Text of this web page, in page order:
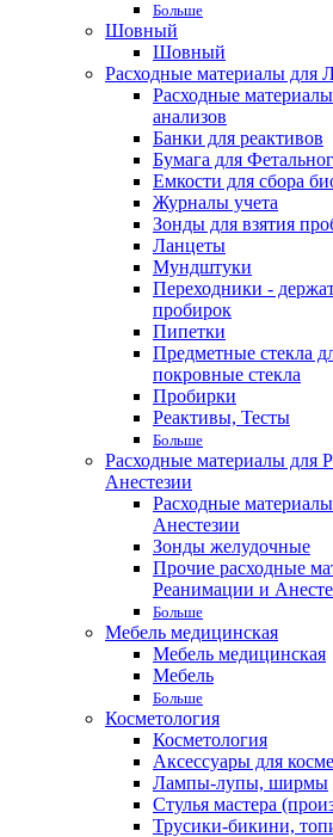
Больше
Шовный
Шовный
Расходные материалы для
Расходные
анализов
Банки для реактивов
Бумага для
Емкости для сбора
Журналы учета
Зонды для взятия
Ланцеты
Мундштуки
Переходники -
пробирок
Пипетки
Предметные стекла
покровные стекла
Пробирки
Реактивы, Тесты
Больше
Расходные материалы для
Анестезии
Расходные
Анестезии
Зонды желудочные
Прочие расходные
Реанимации и
Больше
Мебель медицинская
Мебель медицинская
Мебель
Больше
Косметология
Косметология
Аксессуары для
Лампы-лупы, ширмы
Стулья мастера
Трусики-бикини,